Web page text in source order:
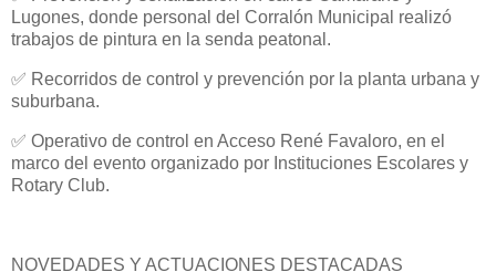
Lugones, donde personal del Corralón Municipal realizó
trabajos de pintura en la senda peatonal.
✅ Recorridos de control y prevención por la planta urbana y
suburbana.
✅ Operativo de control en Acceso René Favaloro, en el
marco del evento organizado por Instituciones Escolares y
Rotary Club.
NOVEDADES Y ACTUACIONES DESTACADAS